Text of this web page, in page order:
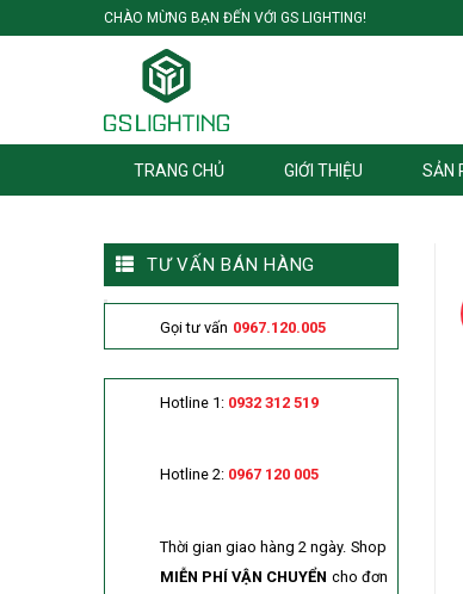
to
CHÀO MỪNG BẠN ĐẾN VỚI GS LIGHTING!
TRANG CHỦ GIỚI THIỆU SẢN
TƯ VẤN BÁN HÀNG
Gọi tư vấn 0967.120.005
Hotline 1: 0932 312 519
Hotline 2: 0967 120 005
Thời gian giao hàng 2 ngày. Shop
MIỄN PHÍ VẬN CHUYỂN cho đơn